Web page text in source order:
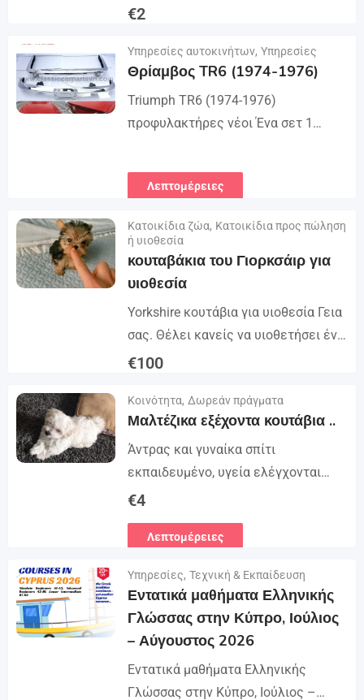
σχήμα και μέγεθος όπως τα αρχικά
απόλυτα στο αυτοκίνητο...
€2
Λεπτομέρειες
Υπηρεσίες αυτοκινήτων, Υπηρεσίες
Θρίαμβος TR6 (1974-1976)
Triumph TR6 (1974-1976)
προφυλακτήρες νέοι Ένα σετ 1
κομμάτι με προστατευτική πινακίδα,
1 πίσω προφυλακτήρα σε 3 μέρη,
Λεπτομέρειες
Κατοικίδια ζώα, Κατοικίδια προς πώληση
ή υιοθεσία
κουταβάκια του Γιορκσάιρ για
υιοθεσία
Yorkshire κουτάβια για υιοθεσία Γεια
σας. Θέλει κανείς να υιοθετήσει ένα
κουτάβι; Παρακαλώ έχουμε 3
καθαρόαιμο, υγιές και
εμβολιασμένο...
€100
Λεπτομέρειες
Κοινότητα, Δωρεάν πράγματα
Μαλτέζικα εξέχοντα κουτάβια ..
Άντρας και γυναίκα σπίτι
εκπαιδευμένο, υγεία ελέγχονται
παιδιά σύντροφος που αναζητούν
έχει εκπαιδευτεί στην υγεία. επαφή
σοβαρή αγάπη ...
€4
Λεπτομέρειες
Υπηρεσίες, Τεχνική & Εκπαίδευση
Εντατικά μαθήματα Ελληνικής
Γλώσσας στην Κύπρο, Ιούλιος
– Αύγουστος 2026
Εντατικά μαθήματα Ελληνικής
Γλώσσας στην Κύπρο, Ιούλιος –